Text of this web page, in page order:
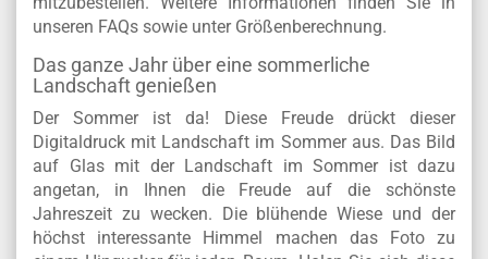
unseren FAQs sowie unter Größenberechnung.
Das ganze Jahr über eine sommerliche
Landschaft genießen
Der Sommer ist da! Diese Freude drückt dieser
Digitaldruck mit Landschaft im Sommer aus. Das Bild
auf Glas mit der Landschaft im Sommer ist dazu
angetan, in Ihnen die Freude auf die schönste
Jahreszeit zu wecken. Die blühende Wiese und der
höchst interessante Himmel machen das Foto zu